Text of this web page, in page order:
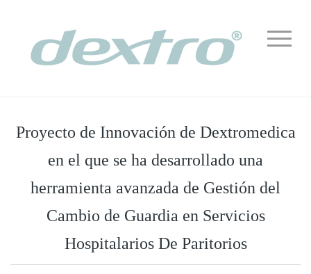
Proyecto de Innovación de Dextromedica
en el que se ha desarrollado una
herramienta avanzada de Gestión del
Cambio de Guardia en Servicios
Hospitalarios De Paritorios